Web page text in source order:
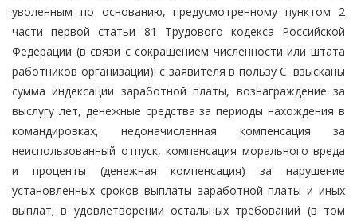
уволенным по основанию, предусмотренному пунктом 2
части первой статьи 81 Трудового кодекса Российской
Федерации (в связи с сокращением численности или штата
работников организации): с заявителя в пользу С. взысканы
сумма индексации заработной платы, вознаграждение за
выслугу лет, денежные средства за периоды нахождения в
командировках, недоначисленная компенсация за
неиспользованный отпуск, компенсация морального вреда
и проценты (денежная компенсация) за нарушение
установленных сроков выплаты заработной платы и иных
выплат; в удовлетворении остальных требований (в том